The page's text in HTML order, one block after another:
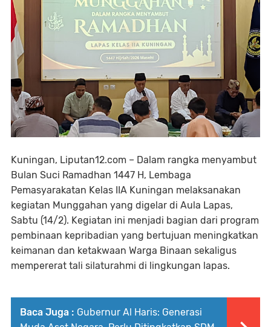
Kuningan, Liputan12.com – Dalam rangka menyambut
Bulan Suci Ramadhan 1447 H, Lembaga
Pemasyarakatan Kelas IIA Kuningan melaksanakan
kegiatan Munggahan yang digelar di Aula Lapas,
Sabtu (14/2). Kegiatan ini menjadi bagian dari program
pembinaan kepribadian yang bertujuan meningkatkan
keimanan dan ketakwaan Warga Binaan sekaligus
mempererat tali silaturahmi di lingkungan lapas.
Baca Juga : Gubernur Al Haris: Generasi